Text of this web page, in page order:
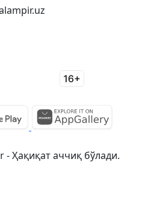
Ҳақиқат аччиқ бўлади.